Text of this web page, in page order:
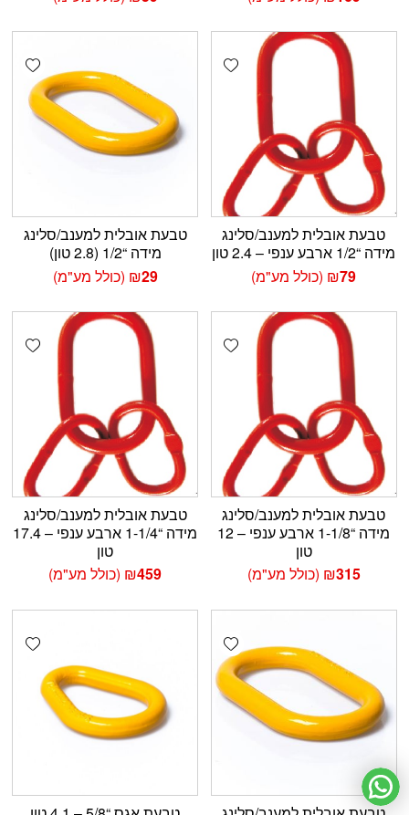
Add wishlist
טבעת אובלית למענב/סלינג
מידה “1/2 ארבע ענפי – 2.4 טון
₪79 (כולל מע"מ)
טבעת אובלית למענב/סלינג
מידה “1/2 (2.8 טון)
₪29 (כולל מע"מ)
Add wishlist
טבעת אובלית למענב/סלינג
מידה “1-1/8 ארבע ענפי – 12
טון
₪315 (כולל מע"מ)
טבעת אובלית למענב/סלינג
מידה “1-1/4 ארבע ענפי – 17.4
טון
₪459 (כולל מע"מ)
Add wishlist